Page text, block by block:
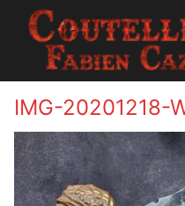
IMG-20201218-